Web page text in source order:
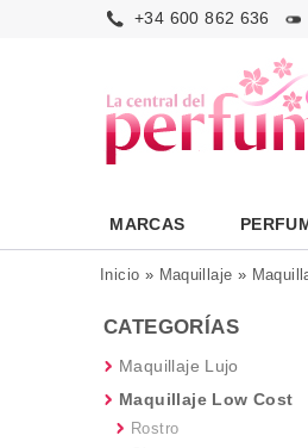
+34 600 862 636
MARCAS
Inicio » Maquillaje »
CATEGORÍAS
Maquillaje Lujo
Maquillaje Low Cost
Rostro